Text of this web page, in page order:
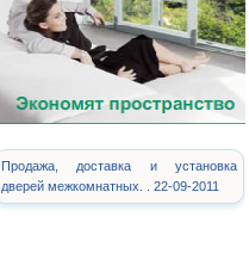
Продажа, доставка и установка
дверей межкомнатных. . 22-09-2011